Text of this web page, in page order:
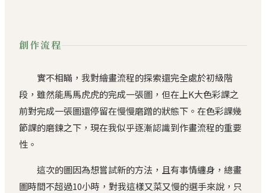
創作流程
實不相瞞，我對繪畫流程的探索還完全處於初級階
段，雖然能馬馬虎虎的完成一張圖，但在上K大色彩課之
前對完成一張圖還停留在慢慢磨蹭的狀態下。在色彩課幾
節課的磨鍊之下，現在我似乎逐漸認識到作畫流程的重要
性。
這次的圖因為想嘗試新的方法，且有事情纏身，總畫
圖時間不超過10小時，對我這樣又菜又慢的選手來說，只